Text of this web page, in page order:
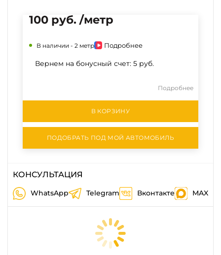
100 руб. /метр
В наличии - 2 метр Подробнее
Вернем на бонусный счет: 5 руб.
Подробнее
В КОРЗИНУ
ПОДОБРАТЬ ПОД МОЙ АВТОМОБИЛЬ
КОНСУЛЬТАЦИЯ
WhatsApp Telegram Вконтакте MAX